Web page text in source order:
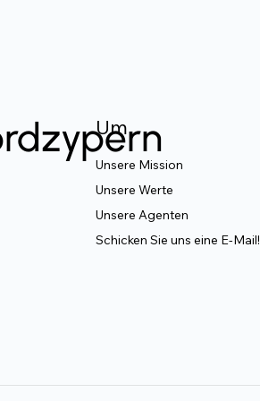
Unsere Mission
Unsere Werte
Unsere Agenten
Schicken Sie uns eine E-Mail!
Um